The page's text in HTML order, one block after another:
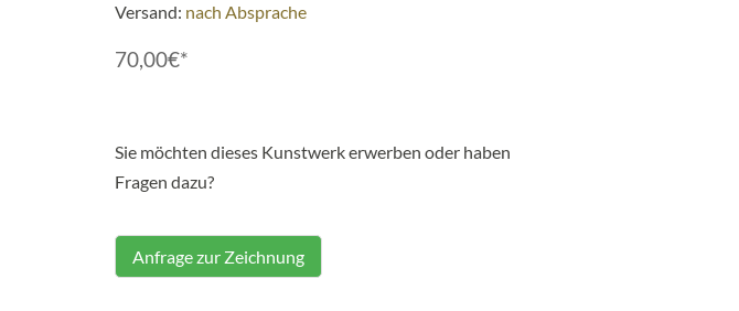
Versand: nach Absprache
70,00€*
Sie möchten dieses Kunstwerk erwerben oder haben
Fragen dazu?
Anfrage zur Zeichnung